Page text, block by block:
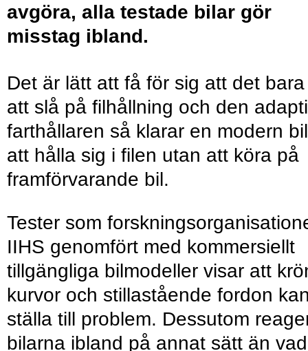
avgöra, alla testade bilar gör
misstag ibland.
Det är lätt att få för sig att det
att slå på filhållning och den
farthållaren så klarar en modern bil
att hålla sig i filen utan att köra på
framförvarande bil.
Tester som
IIHS genomfört med kommersiellt
tillgängliga bilmodeller visar att
kurvor och stillastående fordon
ställa till problem. Dessutom
bilarna ibland på annat sätt än vad